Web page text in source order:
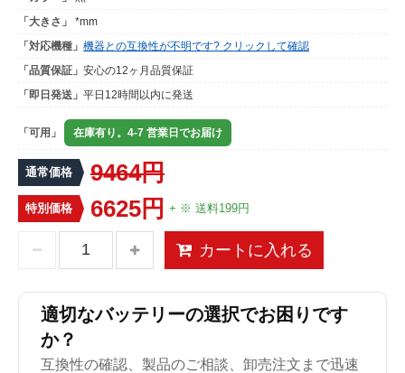
「大きさ」
*mm
「対応機種」 機器との互換性が不明です? クリックして確認
「品質保証」 安心の12ヶ月品質保証
「即日発送」 平日12時間以内に発送
「可用」 在庫有り。4-7 営業日でお届け
通常価格 9464円
特別価格 6625円 + ※ 送料199円
カートに入れる
適切なバッテリーの選択でお困りです
か？
互換性の確認、製品のご相談、卸売注文まで迅速